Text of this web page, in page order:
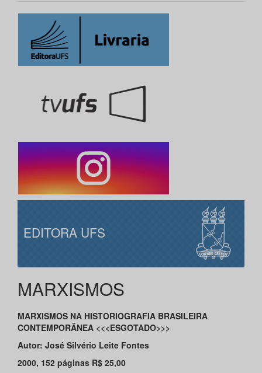
EDITORA UFS
MARXISMOS
MARXISMOS NA HISTORIOGRAFIA BRASILEIRA
CONTEMPORÂNEA <<<ESGOTADO>>>
Autor: José Silvério Leite Fontes
2000, 152 páginas R$ 25,00